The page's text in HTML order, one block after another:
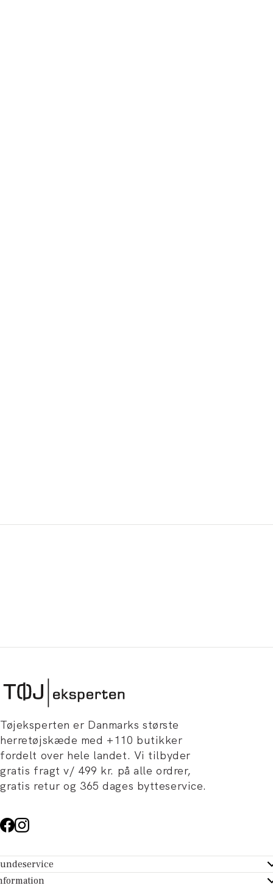
Tøjeksperten er Danmarks største
herretøjskæde med +110 butikker
fordelt over hele landet. Vi tilbyder
gratis fragt v/ 499 kr. på alle ordrer,
gratis retur og 365 dages bytteservice.
- Hjælpecenter